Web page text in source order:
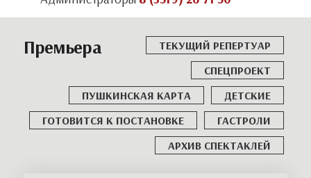
Премьера
ТЕКУЩИЙ РЕПЕРТУАР
СПЕЦПРОЕКТ
ПУШКИНСКАЯ КАРТА
ДЕТСКИЕ
ГОТОВИТСЯ К ПОСТАНОВКЕ
ГАСТРОЛИ
АРХИВ СПЕКТАКЛЕЙ